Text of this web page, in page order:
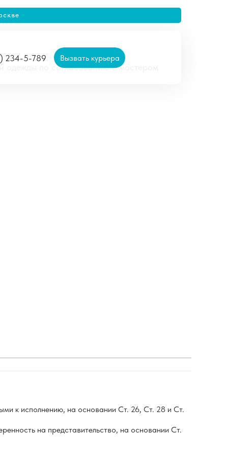
Вызвать курьера
234-5-789
одежды по согласованию с мастером
к исполнению, на основании Ст. 26, Ст. 28 и Ст.
на представительство, на основании Ст.